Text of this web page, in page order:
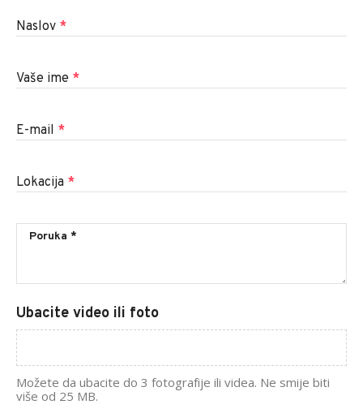
Naslov *
Vaše ime *
E-mail *
Lokacija *
Ubacite video ili foto
Možete da ubacite do 3 fotografije ili videa. Ne smije biti
više od 25 MB.